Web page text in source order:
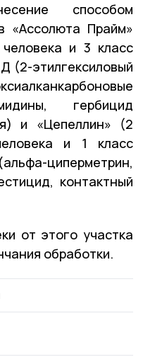
способом
«Ассолюта Прайм»
и 3 класс
(2-этилгексиловый
гербицид
и «Цепеллин» (2
и 1 класс
циперметрин,
контактный
от этого участка
обработки.